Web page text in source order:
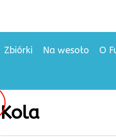
Zbiórki Na wesoło O
Kola